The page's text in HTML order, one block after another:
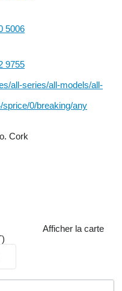
5006
9755
all-series/all-models/all-
0/breaking/any
Cork
Afficher la carte